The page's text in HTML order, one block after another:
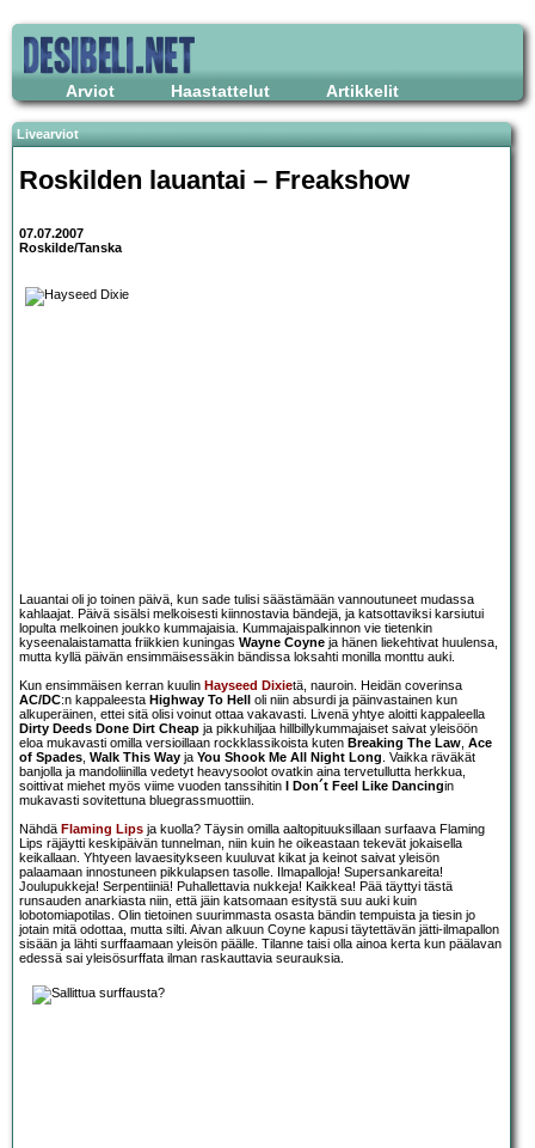
Arviot Haastattelut Artikkelit
Livearviot
Roskilden lauantai – Freakshow
07.07.2007
Roskilde/Tanska
Lauantai oli jo toinen päivä, kun sade tulisi säästämään vannoutuneet mudassa
kahlaajat. Päivä sisälsi melkoisesti kiinnostavia bändejä, ja katsottaviksi karsiutui
lopulta melkoinen joukko kummajaisia. Kummajaispalkinnon vie tietenkin
kyseenalaistamatta friikkien kuningas Wayne Coyne ja hänen liekehtivat huulensa,
mutta kyllä päivän ensimmäisessäkin bändissa loksahti monilla monttu auki.
Kun ensimmäisen kerran kuulin Hayseed Dixietä, nauroin. Heidän coverinsa
AC/DC:n kappaleesta Highway To Hell
oli niin absurdi ja päinvastainen kun
alkuperäinen, ettei sitä olisi voinut ottaa vakavasti. Livenä yhtye aloitti kappaleella
Dirty Deeds Done Dirt Cheap ja pikkuhiljaa hillbillykummajaiset saivat yleisöön
eloa mukavasti omilla versioillaan rockklassikoista kuten Breaking The Law, Ace
of Spades, Walk This Way ja You Shook Me All Night Long. Vaikka räväkät
banjolla ja mandoliinilla vedetyt heavysoolot ovatkin aina tervetullutta herkkua,
soittivat miehet myös viime vuoden tanssihitin
I Don´t Feel Like Dancingin
mukavasti sovitettuna bluegrassmuottiin.
Nähdä Flaming Lips ja kuolla? Täysin omilla aaltopituuksillaan surfaava Flaming
Lips räjäytti keskipäivän tunnelman, niin kuin he oikeastaan tekevät jokaisella
keikallaan. Yhtyeen lavaesitykseen kuuluvat kikat ja keinot saivat yleisön
palaamaan innostuneen pikkulapsen tasolle. Ilmapalloja! Supersankareita!
Joulupukkeja! Serpentiiniä! Puhallettavia nukkeja! Kaikkea! Pää täyttyi tästä
runsauden anarkiasta niin, että jäin katsomaan esitystä suu auki kuin
lobotomiapotilas. Olin tietoinen suurimmasta osasta bändin tempuista ja tiesin jo
jotain mitä odottaa, mutta silti. Aivan alkuun Coyne kapusi täytettävän jätti-ilmapallon
sisään ja lähti surffaamaan yleisön päälle. Tilanne taisi olla ainoa kerta kun päälavan
edessä sai yleisösurffata ilman raskauttavia seurauksia.